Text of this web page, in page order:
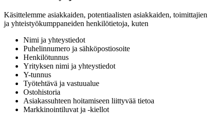
Käsittelemme asiakkaiden, potentiaalisten asiakkaiden, toimittajien
ja yhteistyökumppaneiden henkilötietoja, kuten
Nimi ja yhteystiedot
Puhelinnumero ja sähköpostiosoite
Henkilötunnus
Yrityksen nimi ja yhteystiedot
Y-tunnus
Työtehtävä ja vastuualue
Ostohistoria
Asiakassuhteen hoitamiseen liittyvää tietoa
Markkinointiluvat ja -kiellot